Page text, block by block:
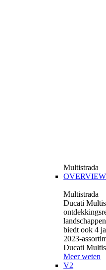
Multistrada
OVERVIEW
Multistrada
Ducati
biedt ook 4
2023-
Ducati
Meer weten
V2